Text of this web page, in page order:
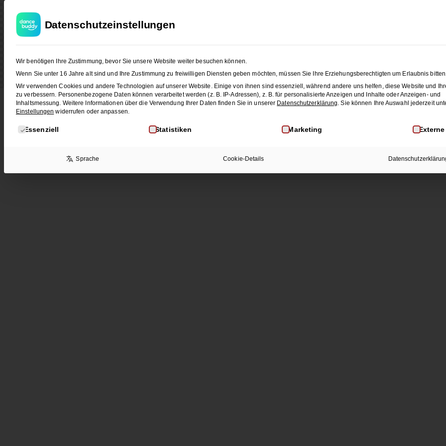
Weitere Informationen
Datenschutzeinstellungen
Wir benötigen Ihre Zustimmung, bevor Sie unsere Website weiter besuchen können.
Wenn Sie unter 16 Jahre alt sind und Ihre Zustimmung zu freiwilligen Diensten geben möchten, müssen Sie Ihre Erziehungsberechtigten um Erlaubnis
Wir verwenden Cookies und andere Technologien auf unserer Website. Einige von ihnen sind essenziell, während andere uns helfen, diese Website und
zu verbessern. Personenbezogene Daten können verarbeitet werden (z. B. IP-Adressen), z. B. für personalisierte Anzeigen und Inhalte oder Anzeigen- und
Inhaltsmessung. Weitere Informationen über die Verwendung Ihrer Daten finden Sie in unserer Datenschutzerklärung. Sie können Ihre Auswahl jederzeit
Einstellungen widerrufen oder anpassen.
Es folgt eine Liste der Service-Gruppen, für die eine Einwilligung erteilt werden kann. Die erste Service-Gruppe
Essenziell Statistiken Marketing
Sprache Cookie-Details